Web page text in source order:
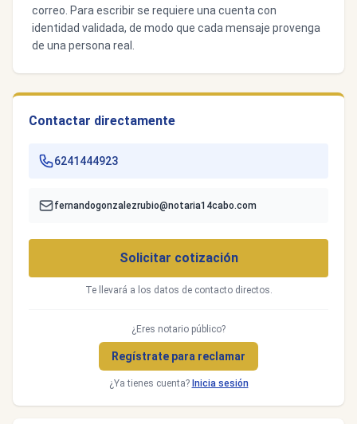
correo. Para escribir se requiere una cuenta con
identidad validada, de modo que cada mensaje provenga
de una persona real.
Contactar directamente
6241444923
fernandogonzalezrubio@notaria14cabo.com
Solicitar cotización
Te llevará a los datos de contacto directos.
¿Eres notario público?
Regístrate para reclamar
¿Ya tienes cuenta? Inicia sesión